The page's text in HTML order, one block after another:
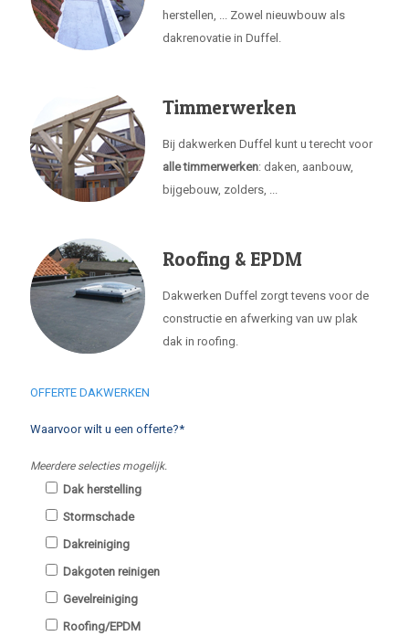
herstellen, ... Zowel nieuwbouw als
dakrenovatie in Duffel.
Timmerwerken
Bij dakwerken Duffel kunt u terecht voor
alle timmerwerken: daken, aanbouw,
bijgebouw, zolders, ...
Roofing & EPDM
Dakwerken Duffel zorgt tevens voor de
constructie en afwerking van uw plak
dak in roofing.
OFFERTE DAKWERKEN
Waarvoor wilt u een offerte?*
Meerdere selecties mogelijk.
Dak herstelling
Stormschade
Dakreiniging
Dakgoten reinigen
Gevelreiniging
Roofing/EPDM